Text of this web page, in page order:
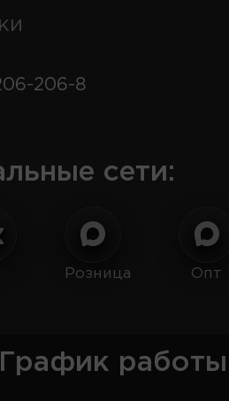
206-8
сети:
Розница Опт
График